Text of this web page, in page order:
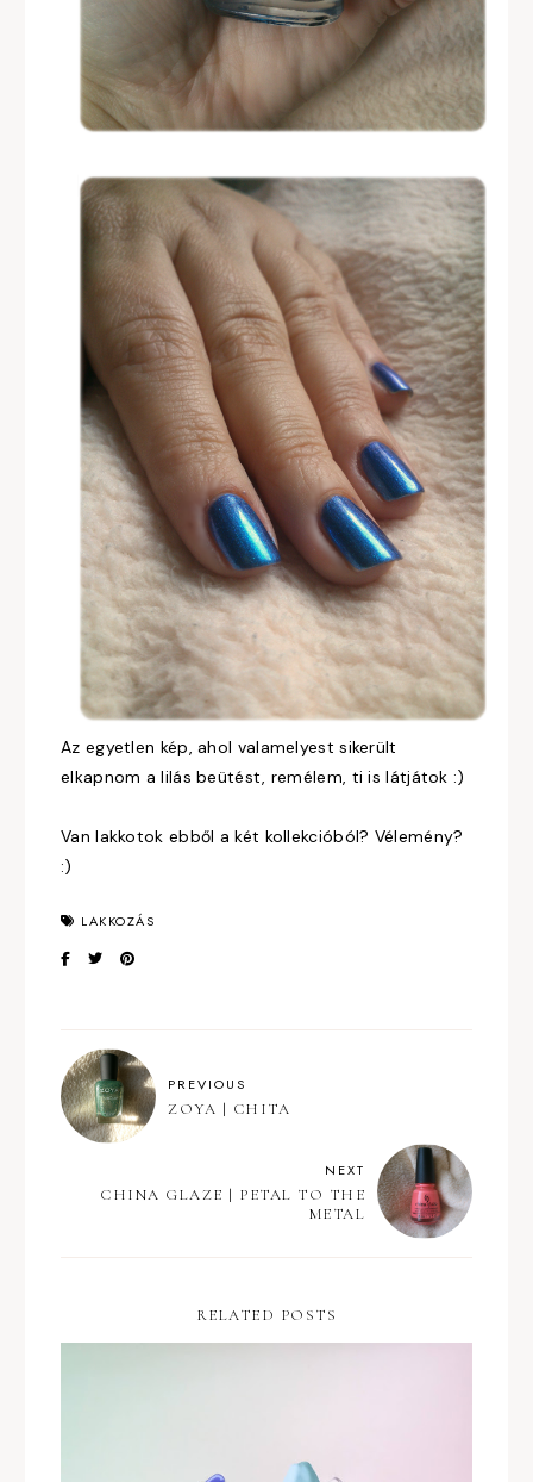
Az egyetlen kép, ahol valamelyest sikerült
elkapnom a lilás beütést, remélem, ti is látjátok :)
Van lakkotok ebből a két kollekcióból? Vélemény?
:)
LAKKOZÁS
PREVIOUS
ZOYA | CHITA
NEXT
CHINA GLAZE | PETAL TO THE
METAL
RELATED POSTS